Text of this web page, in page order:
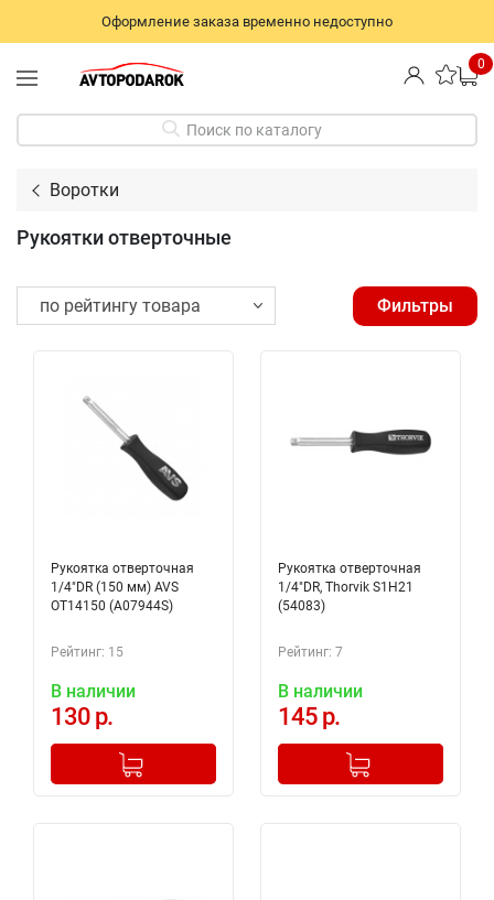
Оформление заказа временно недоступно
0
Поиск по каталогу
Воротки
Рукоятки отверточные
Фильтры
Рукоятка отверточная
1/4"DR (150 мм) AVS
OT14150 (A07944S)
Рейтинг: 15
В наличии
130 р.
+
Добавлено в корзину
Рукоятка отверточная
1/4"DR, Thorvik S1H21
(54083)
Рейтинг: 7
В наличии
145 р.
+
Добавлено в корзину